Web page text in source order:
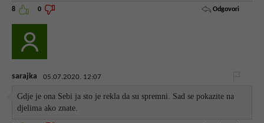
8 0 Odgovori
sarajka 05.07.2020. 12:07
Gdje je ona Sebi ja sto je rekla da su spremni. Sad se pokazite na
djelima ako znate.